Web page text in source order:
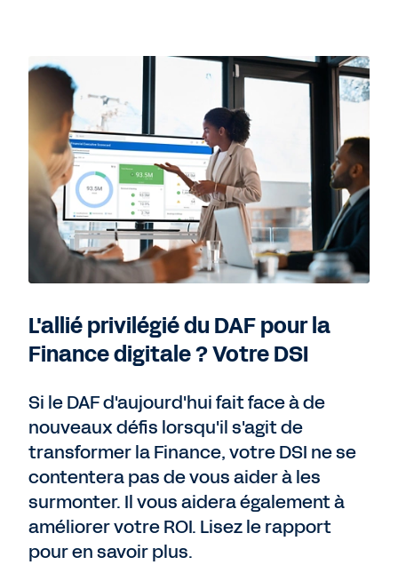
L'allié privilégié du DAF pour la
Finance digitale ? Votre DSI
Si le DAF d'aujourd'hui fait face à de
nouveaux défis lorsqu'il s'agit de
transformer la Finance, votre DSI ne se
contentera pas de vous aider à les
surmonter. Il vous aidera également à
améliorer votre ROI. Lisez le rapport
pour en savoir plus.